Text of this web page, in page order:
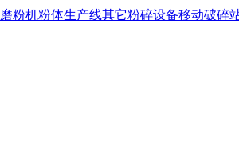
磨粉机粉体生产线其它粉碎设备移动破碎